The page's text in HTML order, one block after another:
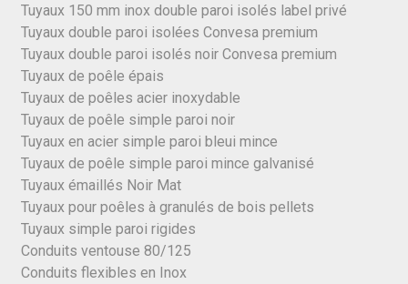
Tuyaux 150 mm inox double paroi isolés label privé
Tuyaux double paroi isolées Convesa premium
Tuyaux double paroi isolés noir Convesa premium
Tuyaux de poêle épais
Tuyaux de poêles acier inoxydable
Tuyaux de poêle simple paroi noir
Tuyaux en acier simple paroi bleui mince
Tuyaux de poêle simple paroi mince galvanisé
Tuyaux émaillés Noir Mat
Tuyaux pour poêles à granulés de bois pellets
Tuyaux simple paroi rigides
Conduits ventouse 80/125
Conduits flexibles en Inox